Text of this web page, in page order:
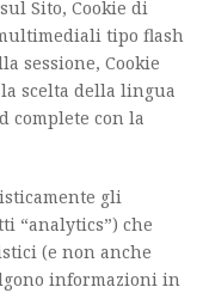
Sito, Cookie di
tipo flash
sessione, Cookie
scelta della lingua
complete con la
gli
“analytics”) che
(e non anche
informazioni in